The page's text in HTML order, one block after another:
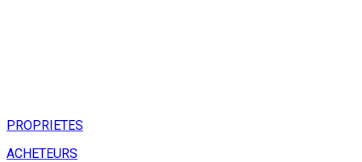
PROPRIETES
ACHETEURS